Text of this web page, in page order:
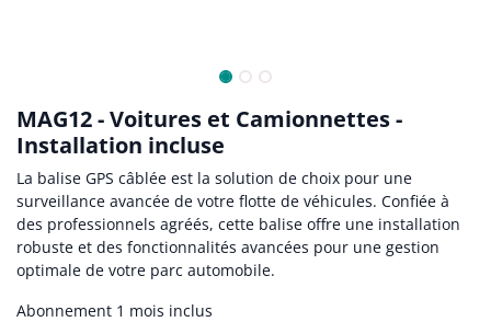
MAG12 - Voitures et Camionnettes -
Installation incluse
La balise GPS câblée est la solution de choix pour une
surveillance avancée de votre flotte de véhicules. Confiée à
des professionnels agréés, cette balise offre une installation
robuste et des fonctionnalités avancées pour une gestion
optimale de votre parc automobile.
Abonnement 1 mois inclus